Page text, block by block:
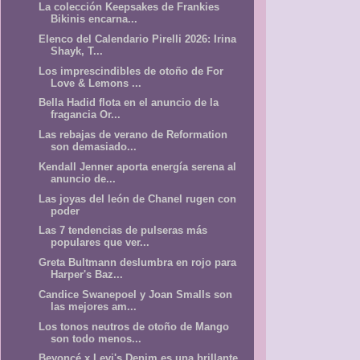
La colección Keepsakes de Frankies
Bikinis encarna...
Elenco del Calendario Pirelli 2026: Irina
Shayk, T...
Los imprescindibles de otoño de For
Love & Lemons ...
Bella Hadid flota en el anuncio de la
fragancia Or...
Las rebajas de verano de Reformation
son demasiado...
Kendall Jenner aporta energía serena al
anuncio de...
Las joyas del león de Chanel rugen con
poder
Las 7 tendencias de pulseras más
populares que ver...
Greta Bultmann deslumbra en rojo para
Harper's Baz...
Candice Swanepoel y Joan Smalls son
las mejores am...
Los tonos neutros de otoño de Mango
son todo menos...